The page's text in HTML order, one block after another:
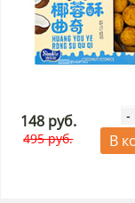
148 руб.
495 руб.
-
В